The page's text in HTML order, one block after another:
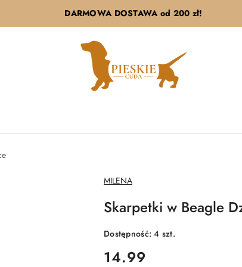
DARMOWA DOSTAWA od 200 zł!
NAZWA
PRODUCENTA:
MILENA
Skarpetki w Beagle
Dostępność:4 szt.
cena:
14.99